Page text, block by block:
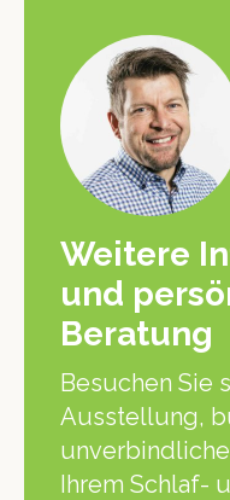
Weitere
und
Beratung
Besuchen Sie
Ausstellung,
Ihrem Schlaf-